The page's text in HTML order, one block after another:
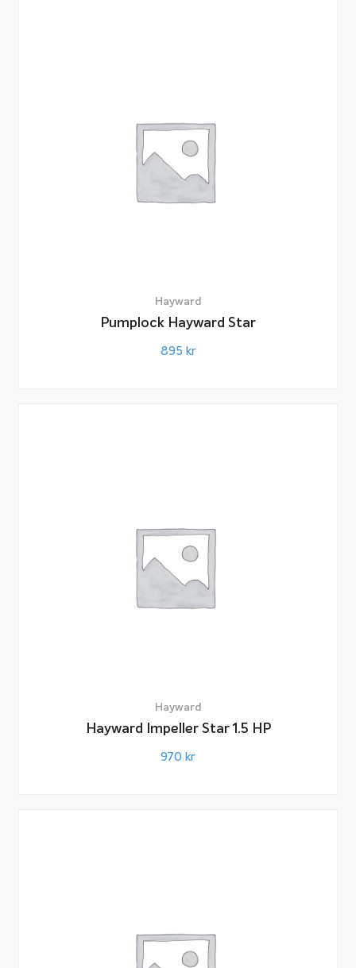
Hayward
Pumplock Hayward Star
895 kr
Hayward
Hayward Impeller Star 1.5 HP
970 kr